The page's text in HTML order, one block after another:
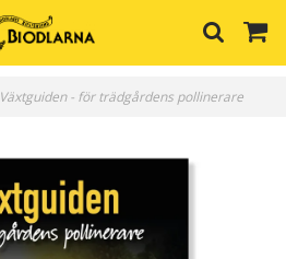
Växtguiden - för trädgårdens pollinerare